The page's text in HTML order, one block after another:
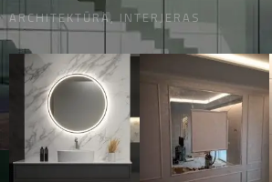
ARCHITEKTŪRA, INTERJERAS